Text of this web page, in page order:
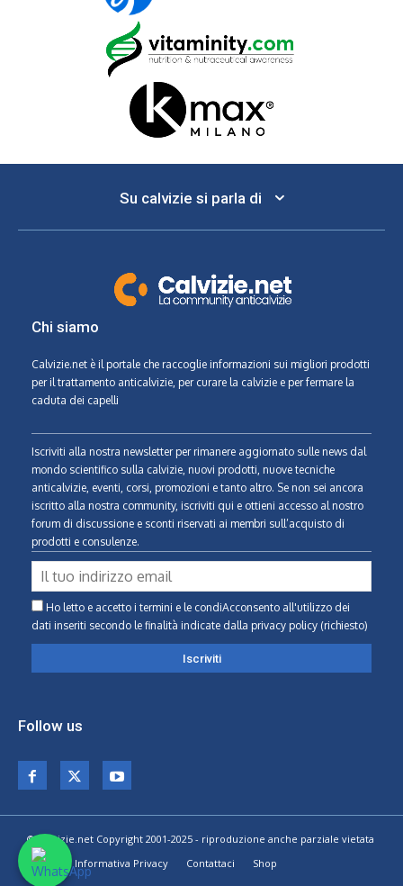
Su calvizie si parla di
Chi siamo
Calvizie.net è il portale che raccoglie informazioni sui migliori prodotti
per il trattamento anticalvizie, per curare la calvizie e per fermare la
caduta dei capelli
Iscriviti alla nostra newsletter per rimanere aggiornato sulle news dal
mondo scientifico sulla calvizie, nuovi prodotti, nuove tecniche
anticalvizie, eventi, corsi, promozioni e tanto altro. Se non sei ancora
iscritto alla nostra community, iscriviti qui e ottieni accesso al nostro
forum di discussione e sconti riservati ai membri sull’acquisto di
prodotti e consulenze.
Ho letto e accetto i termini e le condiAcconsento all'utilizzo dei
dati inseriti secondo le finalità indicate dalla privacy policy (richiesto)
Follow us
© Calvizie.net Copyright 2001-2025 - riproduzione anche parziale vietata
Home
Informativa Privacy Contattaci Shop